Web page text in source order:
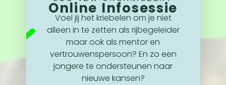
Online Infosessie
Voel jij het kriebelen om je niet
alleen in te zetten als rijbegeleider
maar ook als mentor en
vertrouwenspersoon? En zo een
jongere te ondersteunen naar
nieuwe kansen?